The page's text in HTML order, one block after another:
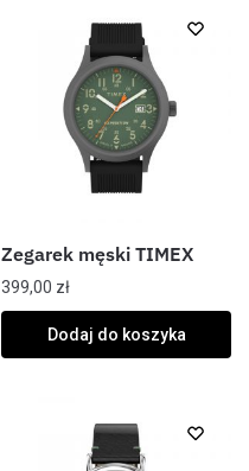
Zegarek męski TIMEX
399,00 zł
Dodaj do koszyka